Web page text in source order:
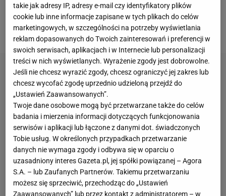
uprawiać ten sport, ale czuje wewnętrzną blokadę,
która nie pozwala mu dobrze skakać.
takie jak adresy IP, adresy e-mail czy identyfikatory plików
cookie lub inne informacje zapisane w tych plikach do celów
marketingowych, w szczególności na potrzeby wyświetlania
reklam dopasowanych do Twoich zainteresowań i preferencji w
swoich serwisach, aplikacjach i w Internecie lub personalizacji
treści w nich wyświetlanych. Wyrażenie zgody jest dobrowolne.
Jeśli nie chcesz wyrazić zgody, chcesz ograniczyć jej zakres lub
chcesz wycofać zgodę uprzednio udzieloną przejdź do
„Ustawień Zaawansowanych”.
Twoje dane osobowe mogą być przetwarzane także do celów
badania i mierzenia informacji dotyczących funkcjonowania
serwisów i aplikacji lub łączone z danymi dot. świadczonych
Tobie usług. W określonych przypadkach przetwarzanie
danych nie wymaga zgody i odbywa się w oparciu o
uzasadniony interes Gazeta.pl, jej spółki powiązanej – Agora
S.A. – lub Zaufanych Partnerów. Takiemu przetwarzaniu
możesz się sprzeciwić, przechodząc do „Ustawień
Zaawansowanych” lub przez kontakt z administratorem – w